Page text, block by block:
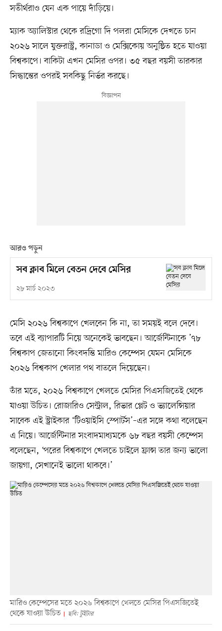
সতীর্থরাও যেন এক পায়ে দাঁড়িয়ে।
ম্যাক অ্যালিস্টার থেকে রদ্রিগো দি পলরা মেসিকে দেখতে চান
২০২৬ সালে যুক্তরাস্ট্র, কানাডা ও মেক্সিকোয় অনুষ্ঠিত হতে যাওয়া
বিশ্বকাপে। বাকিটা এখন মেসির ওপর। ৩৫ বছর বয়সী তারকার
সিদ্ধান্তের ওপরই সবকিছু নির্ভর করছে।
আরও পড়ুন
সব ক্লাব মিলে বেতন দেবে মেসির
২৮ মার্চ ২০২৩
মেসি ২০২৬ বিশ্বকাপে খেলবেন কি না, তা সময়ই বলে দেবে।
তবে এই ব্যাপারটি নিয়ে অনেকেই ভাবছেন। আর্জেন্টিনাকে ’৭৮
বিশ্বকাপ জেতানো কিংবদন্তি মারিও কেম্পেস যেমন মেসিকে
২০২৬ বিশ্বকাপ খেলার পথ বাতলে দিয়েছেন।
তাঁর মতে, ২০২৬ বিশ্বকাপে খেলতে মেসির পিএসজিতেই থেকে
যাওয়া উচিত। রোজারিও সেন্ট্রাল, রিভার প্লেট ও ভ্যালেন্সিয়ার
সাবেক এই স্ট্রাইকার ‘টিওয়াইসি স্পোর্টস’–এর সঙ্গে কথা বলেছেন
এ নিয়ে। আর্জেন্টিনার সংবাদমাধ্যমকে ৬৮ বছর বয়সী কেম্পেস
বলেছেন, ‘পরের বিশ্বকাপে খেলতে চাইলে ফ্রান্স তার জন্য ভালো
জায়গা, সেখানেই ভালো থাকবে।’
মারিও কেম্পেসের মতে ২০২৬ বিশ্বকাপে খেলতে মেসির পিএসজিতেই
থেকে যাওয়া উচিত
ছবি: টুইটার